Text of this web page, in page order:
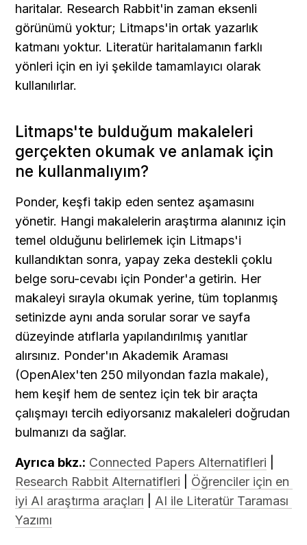
haritalar. Research Rabbit'in zaman eksenli
görünümü yoktur; Litmaps'in ortak yazarlık
katmanı yoktur. Literatür haritalamanın farklı
yönleri için en iyi şekilde tamamlayıcı olarak
kullanılırlar.
Litmaps'te bulduğum makaleleri
gerçekten okumak ve anlamak için
ne kullanmalıyım?
Ponder, keşfi takip eden sentez aşamasını
yönetir. Hangi makalelerin araştırma alanınız için
temel olduğunu belirlemek için Litmaps'i
kullandıktan sonra, yapay zeka destekli çoklu
belge soru-cevabı için Ponder'a getirin. Her
makaleyi sırayla okumak yerine, tüm toplanmış
setinizde aynı anda sorular sorar ve sayfa
düzeyinde atıflarla yapılandırılmış yanıtlar
alırsınız. Ponder'ın Akademik Araması
(OpenAlex'ten 250 milyondan fazla makale),
hem keşif hem de sentez için tek bir araçta
çalışmayı tercih ediyorsanız makaleleri doğrudan
bulmanızı da sağlar.
Ayrıca bkz.: Connected Papers Alternatifleri
Research Rabbit Alternatifleri
Öğrenciler için en
iyi AI araştırma araçları
AI ile Literatür Taraması
Yazımı